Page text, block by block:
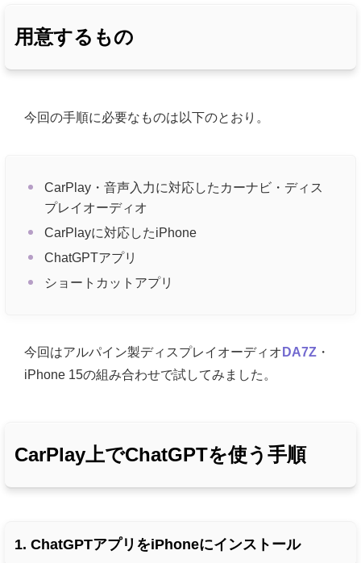
用意するもの
今回の手順に必要なものは以下のとおり。
CarPlay・音声入力に対応したカーナビ・ディス
プレイオーディオ
CarPlayに対応したiPhone
ChatGPTアプリ
ショートカットアプリ
今回はアルパイン製ディスプレイオーディオ DA7Z ・
iPhone 15の組み合わせで試してみました。
CarPlay上でChatGPTを使う手順
1. ChatGPTアプリをiPhoneにインストール